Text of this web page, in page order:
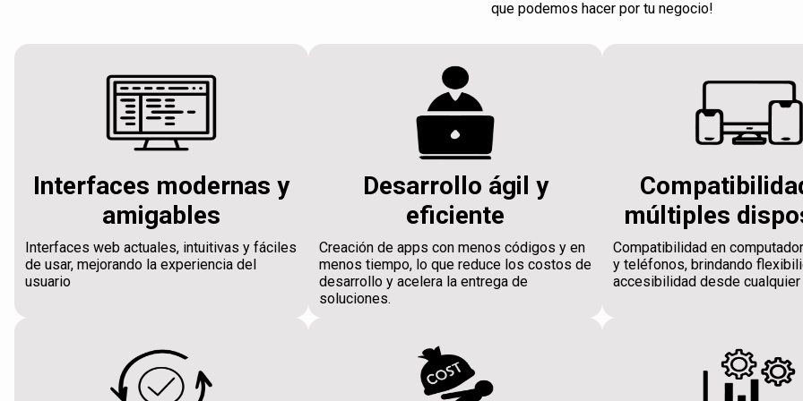
que podemos hacer por tu negocio!
Interfaces modernas y
amigables
Interfaces web actuales, intuitivas y fáciles
de usar, mejorando la experiencia del
usuario
Desarrollo ágil y
eficiente
Creación de apps con menos códigos y en
menos tiempo, lo que reduce los costos de
desarrollo y acelera la entrega de
soluciones.
múltiples
Compatibilidad en
y teléfonos, brindando
accesibilidad desde cualquier